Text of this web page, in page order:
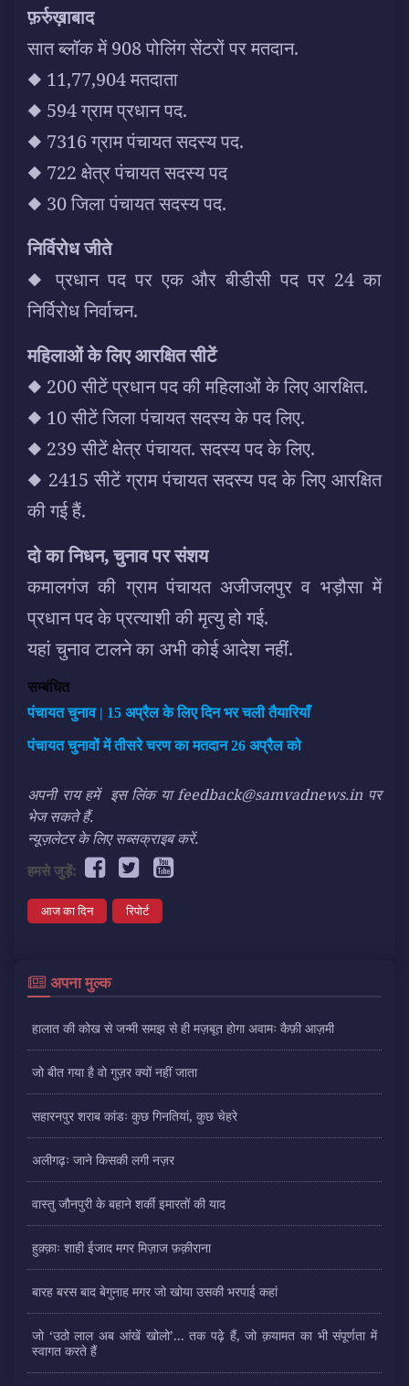
फ़र्रुख़ाबाद
सात ब्लॉक में 908 पोलिंग सेंटरों पर मतदान.
◆ 11,77,904 मतदाता
◆ 594 ग्राम प्रधान पद.
◆ 7316 ग्राम पंचायत सदस्य पद.
◆ 722 क्षेत्र पंचायत सदस्य पद
◆ 30 जिला पंचायत सदस्य पद.
निर्विरोध जीते
◆ प्रधान पद पर एक और बीडीसी पद पर 24 का
निर्विरोध निर्वाचन.
महिलाओं के लिए आरक्षित सीटें
◆ 200 सीटें प्रधान पद की महिलाओं के लिए आरक्षित.
◆ 10 सीटें जिला पंचायत सदस्य के पद लिए.
◆ 239 सीटें क्षेत्र पंचायत. सदस्य पद के लिए.
◆ 2415 सीटें ग्राम पंचायत सदस्य पद के लिए आरक्षित
की गई हैं.
दो का निधन, चुनाव पर संशय
कमालगंज की ग्राम पंचायत अजीजलपुर व भड़ौसा में
प्रधान पद के प्रत्याशी की मृत्यु हो गई.
यहां चुनाव टालने का अभी कोई आदेश नहीं.
सम्बंधित
पंचायत चुनाव | 15 अप्रैल के लिए दिन भर चली तैयारियाँ
पंचायत चुनावों में तीसरे चरण का मतदान 26 अप्रैल को
अपनी राय हमें इस लिंक या feedback@samvadnews.in पर
भेज सकते हैं.
न्यूज़लेटर के लिए सब्सक्राइब करें.
हमसे जुड़ें:
आज का दिन रिपोर्ट
अपना मुल्क
हालात की कोख से जन्मी समझ से ही मज़बूत होगा अवामः कैफ़ी आज़मी
जो बीत गया है वो गुज़र क्यों नहीं जाता
सहारनपुर शराब कांडः कुछ गिनतियां, कुछ चेहरे
अलीगढ़ः जाने किसकी लगी नज़र
वास्तु जौनपुरी के बहाने शर्की इमारतों की याद
हुक़्क़ाः शाही ईजाद मगर मिज़ाज फ़क़ीराना
बारह बरस बाद बेगुनाह मगर जो खोया उसकी भरपाई कहां
जो ‘उठो लाल अब आंखें खोलो’... तक पढ़े हैं, जो क़यामत का भी संपूर्णता में
स्वागत करते हैं